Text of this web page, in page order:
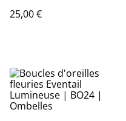
25,00 €